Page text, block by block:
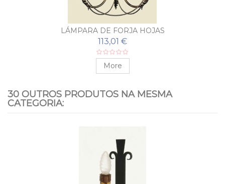
LÁMPARA DE FORJA HOJAS
113,01 €
More
30 OUTROS PRODUTOS NA MESMA
CATEGORIA: